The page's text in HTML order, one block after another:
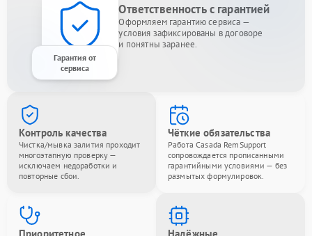
Гарантия от
сервиса
Ответственность с гарантией
Оформляем гарантию сервиса —
условия зафиксированы в договоре
и понятны заранее.
Контроль качества
Чистка/мывка залития проходит
многоэтапную проверку —
исключаем недоработки и
повторные сбои.
Чёткие обязательства
Работа Casada RemSupport
сопровождается прописанными
гарантийными условиями — без
размытых формулировок.